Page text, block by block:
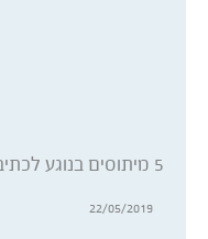
5 מיתוסים בנוגע לכתיבת תוכן שהגיע הזמן לנפץ
22/05/2019